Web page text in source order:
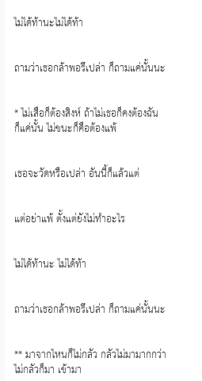
ไม่ได้ท้านะไม่ได้ท้า
ถามว่าเธอกล้าพอรึเปล่า ก็ถามแค่นั้นนะ
* ไม่เสือก็ต้องสิงห์ ถ้าไม่เธอก็คงต้องฉัน
ก็แค่นั้น ไม่ชนะก็คือต้องแพ้
เธอจะวัดหรือเปล่า อันนี้ก็แล้วแต่
แต่อย่าแพ้ ตั้งแต่ยังไม่ทำอะไร
ไม่ได้ท้านะ ไม่ได้ท้า
ถามว่าเธอกล้าพอรึเปล่า ก็ถามแค่นั้นนะ
** มาจากไหนก็ไม่กลัว กลัวไม่มามากกว่า
ไม่กลัวก็มา เข้ามา